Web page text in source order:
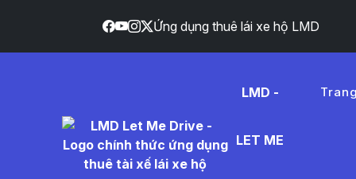
Ứng dụng thuê lái xe hộ LMD
LMD -
LET ME